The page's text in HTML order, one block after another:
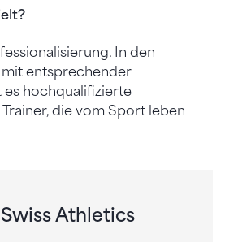
In den
mit entsprechender
es hochqualifizierte
die vom Sport leben
Athletics